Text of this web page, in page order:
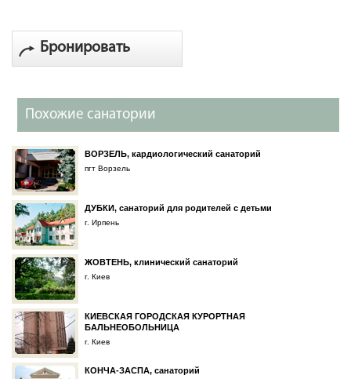
Бронировать
Похожие санатории
ВОРЗЕЛЬ, кардиологический санаторий
пгт Ворзель
ДУБКИ, санаторий для родителей с детьми
г. Ирпень
ЖОВТЕНЬ, клинический санаторий
г. Киев
КИЕВСКАЯ ГОРОДСКАЯ КУРОРТНАЯ
БАЛЬНЕОБОЛЬНИЦА
г. Киев
КОНЧА-ЗАСПА, санаторий